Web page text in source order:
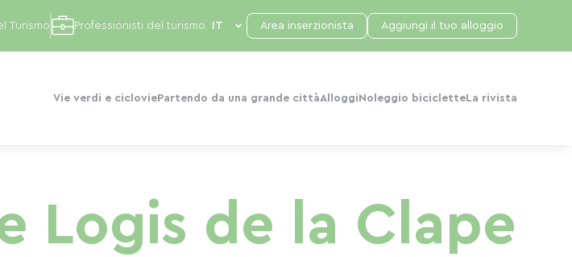
Vie verdi e ciclovie Partendo da una grande cittàAlloggi Noleggio biciclette La rivista
Turismo Professionisti del turismo Area inserzionista Aggiungi il tuo alloggio
Logis de la Clape